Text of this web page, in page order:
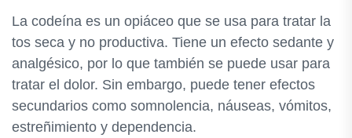
La codeína es un opiáceo que se usa para tratar la
tos seca y no productiva. Tiene un efecto sedante y
analgésico, por lo que también se puede usar para
tratar el dolor. Sin embargo, puede tener efectos
secundarios como somnolencia, náuseas, vómitos,
estreñimiento y dependencia.